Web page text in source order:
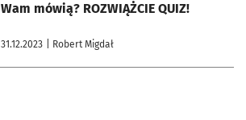
Wam mówią? ROZWIĄŻCIE QUIZ!
31.12.2023 | Robert Migdał